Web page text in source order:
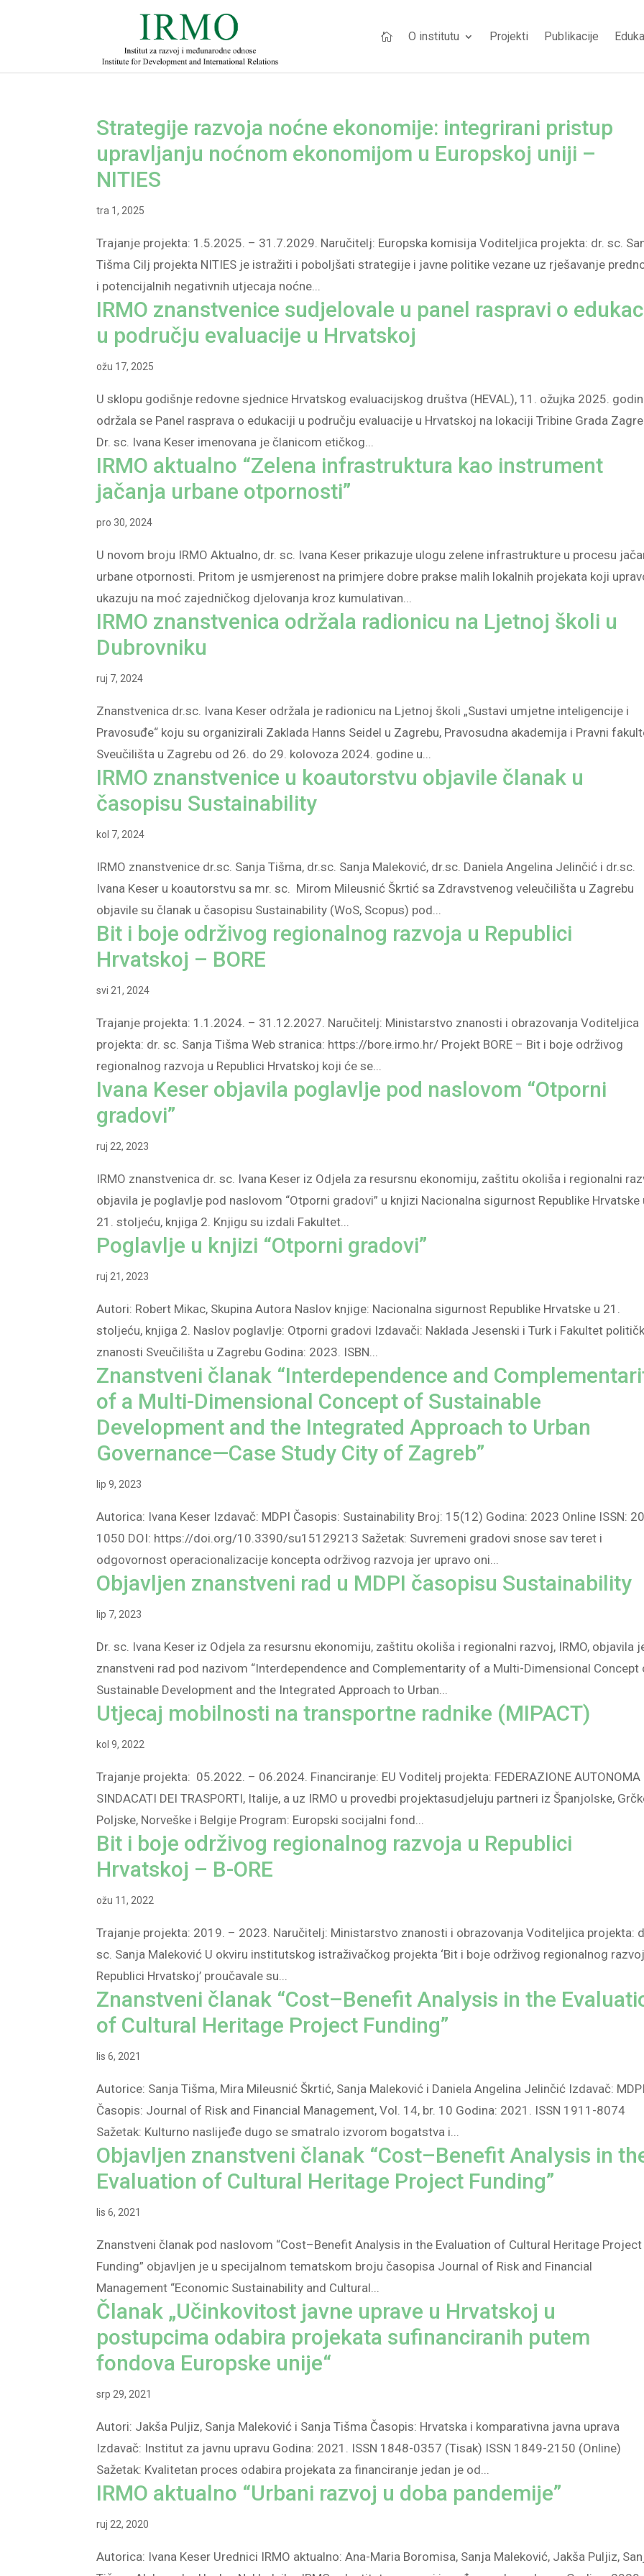
 O institutu Projekti Publikacije
Strategije razvoja noćne ekonomije: integrirani pristup
upravljanju noćnom ekonomijom u Europskoj uniji –
NITIES
tra 1, 2025
Trajanje projekta: 1.5.2025. – 31.7.2029. Naručitelj: Europska komisija Voditeljica projekta: dr. sc.
Tišma Cilj projekta NITIES je istražiti i poboljšati strategije i javne politike vezane uz rješavanje
i potencijalnih negativnih utjecaja noćne...
IRMO znanstvenice sudjelovale u panel raspravi o
u području evaluacije u Hrvatskoj
ožu 17, 2025
U sklopu godišnje redovne sjednice Hrvatskog evaluacijskog društva (HEVAL), 11. ožujka 2025.
održala se Panel rasprava o edukaciji u području evaluacije u Hrvatskoj na lokaciji Tribine Grada
Dr. sc. Ivana Keser imenovana je članicom etičkog...
IRMO aktualno “Zelena infrastruktura kao instrument
jačanja urbane otpornosti”
pro 30, 2024
U novom broju IRMO Aktualno, dr. sc. Ivana Keser prikazuje ulogu zelene infrastrukture u procesu
urbane otpornosti. Pritom je usmjerenost na primjere dobre prakse malih lokalnih projekata koji
ukazuju na moć zajedničkog djelovanja kroz kumulativan...
IRMO znanstvenica održala radionicu na Ljetnoj školi u
Dubrovniku
ruj 7, 2024
Znanstvenica dr.sc. Ivana Keser održala je radionicu na Ljetnoj školi „Sustavi umjetne inteligencije i
Pravosuđe“ koju su organizirali Zaklada Hanns Seidel u Zagrebu, Pravosudna akademija i Pravni
Sveučilišta u Zagrebu od 26. do 29. kolovoza 2024. godine u...
IRMO znanstvenice u koautorstvu objavile članak u
časopisu Sustainability
kol 7, 2024
IRMO znanstvenice dr.sc. Sanja Tišma, dr.sc. Sanja Maleković, dr.sc. Daniela Angelina Jelinčić i dr.sc.
Ivana Keser u koautorstvu sa mr. sc. Mirom Mileusnić Škrtić sa Zdravstvenog veleučilišta u Zagrebu
objavile su članak u časopisu Sustainability (WoS, Scopus) pod...
Bit i boje održivog regionalnog razvoja u Republici
Hrvatskoj – BORE
svi 21, 2024
Trajanje projekta: 1.1.2024. – 31.12.2027. Naručitelj: Ministarstvo znanosti i obrazovanja Voditeljica
projekta: dr. sc. Sanja Tišma Web stranica: https://bore.irmo.hr/ Projekt BORE – Bit i boje održivog
regionalnog razvoja u Republici Hrvatskoj koji će se...
Ivana Keser objavila poglavlje pod naslovom “Otporni
gradovi”
ruj 22, 2023
IRMO znanstvenica dr. sc. Ivana Keser iz Odjela za resursnu ekonomiju, zaštitu okoliša i regionalni
objavila je poglavlje pod naslovom “Otporni gradovi” u knjizi Nacionalna sigurnost Republike Hrvatske
21. stoljeću, knjiga 2. Knjigu su izdali Fakultet...
Poglavlje u knjizi “Otporni gradovi”
ruj 21, 2023
Autori: Robert Mikac, Skupina Autora Naslov knjige: Nacionalna sigurnost Republike Hrvatske u 21.
stoljeću, knjiga 2. Naslov poglavlje: Otporni gradovi Izdavači: Naklada Jesenski i Turk i Fakultet
znanosti Sveučilišta u Zagrebu Godina: 2023. ISBN...
Znanstveni članak “Interdependence and
of a Multi-Dimensional Concept of Sustainable
Development and the Integrated Approach to Urban
Governance—Case Study City of Zagreb”
lip 9, 2023
Autorica: Ivana Keser Izdavač: MDPI Časopis: Sustainability Broj: 15(12) Godina: 2023 Online ISSN:
1050 DOI: https://doi.org/10.3390/su15129213 Sažetak: Suvremeni gradovi snose sav teret i
odgovornost operacionalizacije koncepta održivog razvoja jer upravo oni...
Objavljen znanstveni rad u MDPI časopisu Sustainability
lip 7, 2023
Dr. sc. Ivana Keser iz Odjela za resursnu ekonomiju, zaštitu okoliša i regionalni razvoj, IRMO, objavila
znanstveni rad pod nazivom “Interdependence and Complementarity of a Multi-Dimensional Concept
Sustainable Development and the Integrated Approach to Urban...
Utjecaj mobilnosti na transportne radnike (MIPACT)
kol 9, 2022
Trajanje projekta: 05.2022. – 06.2024. Financiranje: EU Voditelj projekta: FEDERAZIONE AUTONOMA
SINDACATI DEI TRASPORTI, Italije, a uz IRMO u provedbi projektasudjeluju partneri iz Španjolske,
Poljske, Norveške i Belgije Program: Europski socijalni fond...
Bit i boje održivog regionalnog razvoja u Republici
Hrvatskoj – B-ORE
ožu 11, 2022
Trajanje projekta: 2019. – 2023. Naručitelj: Ministarstvo znanosti i obrazovanja Voditeljica projekta:
sc. Sanja Maleković U okviru institutskog istraživačkog projekta ‘Bit i boje održivog regionalnog
Republici Hrvatskoj’ proučavale su...
Znanstveni članak “Cost–Benefit Analysis in the
of Cultural Heritage Project Funding”
lis 6, 2021
Autorice: Sanja Tišma, Mira Mileusnić Škrtić, Sanja Maleković i Daniela Angelina Jelinčić Izdavač:
Časopis: Journal of Risk and Financial Management, Vol. 14, br. 10 Godina: 2021. ISSN 1911-8074
Sažetak: Kulturno naslijeđe dugo se smatralo izvorom bogatstva i...
Objavljen znanstveni članak “Cost–Benefit Analysis in
Evaluation of Cultural Heritage Project Funding”
lis 6, 2021
Znanstveni članak pod naslovom “Cost–Benefit Analysis in the Evaluation of Cultural Heritage Project
Funding” objavljen je u specijalnom tematskom broju časopisa Journal of Risk and Financial
Management “Economic Sustainability and Cultural...
Članak „Učinkovitost javne uprave u Hrvatskoj u
postupcima odabira projekata sufinanciranih putem
fondova Europske unije“
srp 29, 2021
Autori: Jakša Puljiz, Sanja Maleković i Sanja Tišma Časopis: Hrvatska i komparativna javna uprava
Izdavač: Institut za javnu upravu Godina: 2021. ISSN 1848-0357 (Tisak) ISSN 1849-2150 (Online)
Sažetak: Kvalitetan proces odabira projekata za financiranje jedan je od...
IRMO aktualno “Urbani razvoj u doba pandemije”
ruj 22, 2020
Autorica: Ivana Keser Urednici IRMO aktualno: Ana-Maria Boromisa, Sanja Maleković, Jakša Puljiz,